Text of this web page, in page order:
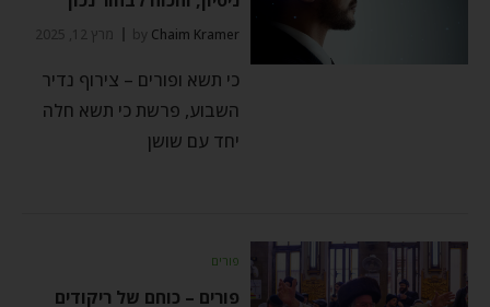
by Chaim Kramer מרץ 12, 2025
כי תשא ופורים – צירוף נדיר
השבוע, פרשת כי תשא חלה
יחד עם שושן
פורים
פורים – כוחם של ריקודים